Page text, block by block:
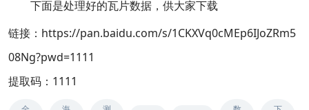
下面是处理好的瓦片数据，供大家下载
链接：https://pan.baidu.com/s/1CKXVq0cMEp6IJoZRm5
08Ng?pwd=1111
提取码：1111